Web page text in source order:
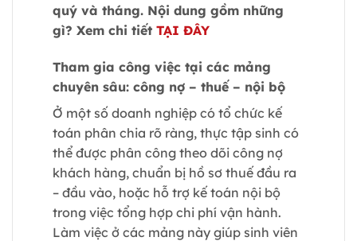
quý và tháng. Nội dung gồm những
gì? Xem chi tiết TẠI ĐÂY
Tham gia công việc tại các mảng
chuyên sâu: công nợ – thuế – nội bộ
Ở một số doanh nghiệp có tổ chức kế
toán phân chia rõ ràng, thực tập sinh có
thể được phân công theo dõi công nợ
khách hàng, chuẩn bị hồ sơ thuế đầu ra
– đầu vào, hoặc hỗ trợ kế toán nội bộ
trong việc tổng hợp chi phí vận hành.
Làm việc ở các mảng này giúp sinh viên